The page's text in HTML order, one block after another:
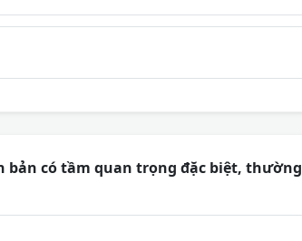
bản có tầm quan trọng đặc biệt, thường